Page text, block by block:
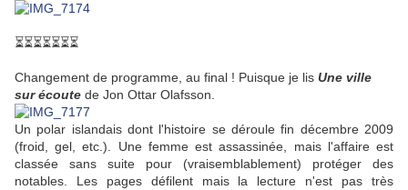
⏳⏳⏳⏳⏳⏳⏳
Changement de programme, au final ! Puisque je lis Une ville
sur écoute de Jon Ottar Olafsson.
Un polar islandais dont l'histoire se déroule fin décembre 2009
(froid, gel, etc.). Une femme est assassinée, mais l'affaire est
classée sans suite pour (vraisemblablement) protéger des
notables. Les pages défilent mais la lecture n'est pas très